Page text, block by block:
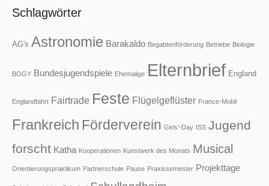
Schlagwörter
AG's Astronomie Barakaldo Begabtenförderung Betriebe Biologie
BOGY Bundesjugendspiele Ehemalige Elternbrief England
Englandfahrt Fairtrade Feste Flügelgeflüster France-Mobil
Frankreich Förderverein Girls'-Day ISS Jugend
forscht Katha Kooperationen Kunstwerk des Monats Musical
Orientierungspraktikum Partnerschule Pause Praxissemester Projekttage